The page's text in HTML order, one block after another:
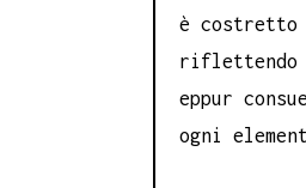
è costretto
riflettendo
eppur
ogni